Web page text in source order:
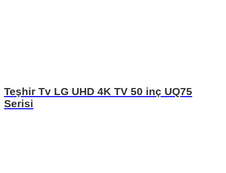
Teşhir Tv LG UHD 4K TV 50 inç UQ75
Serisi